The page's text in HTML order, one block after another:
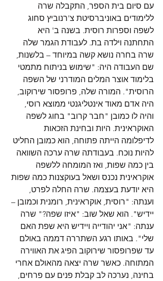
עם סיום בית הספר, התקבלה שרה
ללימודים באוניברסיטת צ'רנוביץ סחוג
לשפה וספרות רוסית. בשנה ב' היא
התחתנה וילדה בת. לעבודת הגמר שלה
שרה בחרה נושא קשה במיוחד – בלשנות,
שם העבודה היה: "שימוש בניתוח מתמטי
בלימוד אוצר המלים המודרני של השפה
הרוסית". המורה שלה, פרופסור שירוקוב,
היה אדם מאוד אינטליגנטי ממוצא רוסי,
והיה לו כמובן "חבר קרוב" בחוג לשפה
האוקראינית. היות ובחינת הזכאות
לדיפלומה הייתה פתוחה, הוא כמובן החליט
להיות נוכח. בעבודתה שרה ערכה השוואה
בין כמה שפות, ואז המומחה ללשפה
אוקראינית נכנס ושאל בעוקצנות כמה שפות
היא יודעת בעצמה. שרה החלה לפרט,
וענתה: "רוסית, אוקראינית, רומנית וכמובן –
יידיש". הוא שאל שוב: "איזו שפה?" שרה
ענתה: "אני יהודייה ויידיש היא שפת האם
שלי". באותו רגע השתררה דממה באולם
עד שפרופסור שירוקוב הפיג את האווירה
המתוחה. כאשר שרה יצאה מהאולם אחרי
בחינה, נערכה לב קבלת פנים עם פרחים,